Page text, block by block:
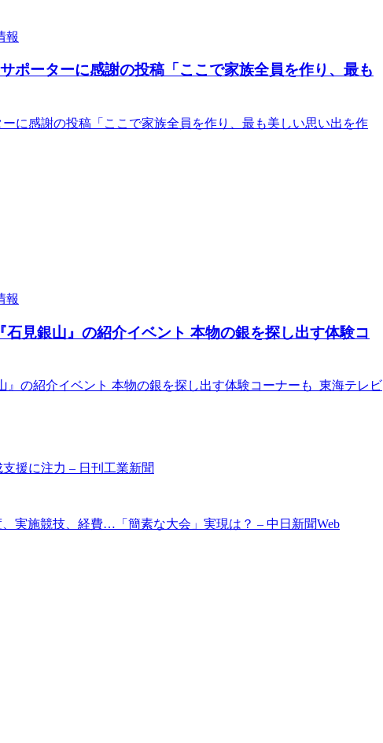
報
ポーターに感謝の投稿「ここで家族全員を作り、最も
に感謝の投稿「ここで家族全員を作り、最も美しい思い出を作
報
見銀山』の紹介イベント 本物の銀を探し出す体験コ
の紹介イベント 本物の銀を探し出す体験コーナーも 東海テレビ
援に注力 – 日刊工業新聞
実施競技、経費…「簡素な大会」実現は？ – 中日新聞Web